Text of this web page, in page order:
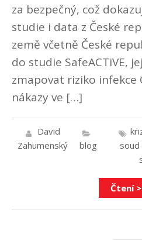
za bezpečný, což
studie i data z České
země včetně České
do studie SafeACTiVE,
zmapovat riziko infekce
nákazy ve […]
David
Zahumenský
blog
Čtení